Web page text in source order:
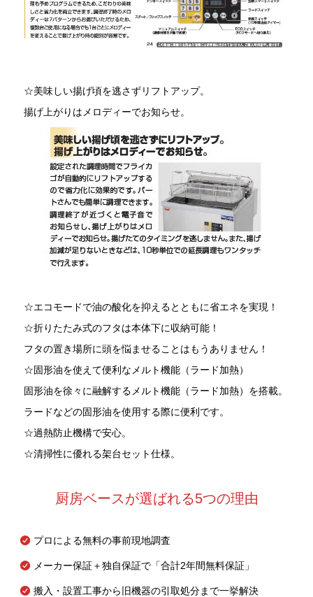
☆美味しい揚げ頃を逃さずリフトアップ。
揚げ上がりはメロディーでお知らせ。
☆エコモードで油の酸化を抑えるとともに省エネを実現！
☆折りたたみ式のフタは本体下に収納可能！
フタの置き場所に頭を悩ませることはもうありません！
☆固形油を使えて便利なメルト機能（ラード加熱）
固形油を徐々に融解するメルト機能（ラード加熱）を搭載。
ラードなどの固形油を使用する際に便利です。
☆過熱防止機構で安心。
☆清掃性に優れる架台セット仕様。
厨房ベースが選ばれる5つの理由
プロによる無料の事前現地調査
メーカー保証＋独自保証で「合計2年間無料保証」
搬入・設置工事から旧機器の引取処分まで一挙解決